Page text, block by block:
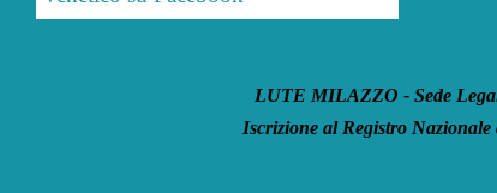
LUTE MILAZZO - Sede
Iscrizione al Registro